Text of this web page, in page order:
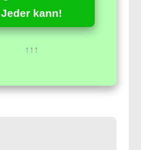
Jeder kann!
↑↑↑